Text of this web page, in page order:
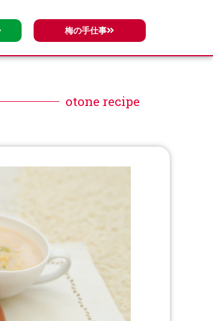
梅の手仕事
otone recipe